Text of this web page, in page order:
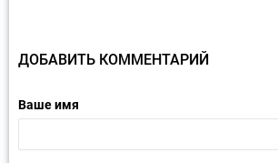
ДОБАВИТЬ КОММЕНТАРИЙ
Ваше имя